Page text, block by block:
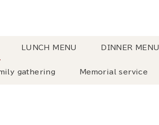
LUNCH MENU DINNER MENU
gathering Memorial service